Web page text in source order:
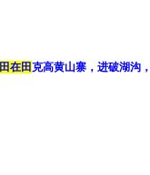
田在田克高黄山寨，进破湖沟